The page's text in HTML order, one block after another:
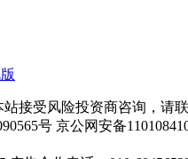
接受风险投资商咨询，请联
号 京公网安备